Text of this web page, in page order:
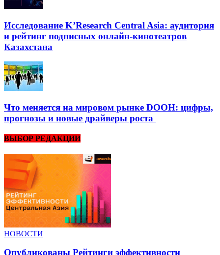
Исследование K’Research Central Asia: аудитория
и рейтинг подписных онлайн-кинотеатров
Казахстана
Что меняется на мировом рынке DOOH: цифры,
прогнозы и новые драйверы роста
ВЫБОР РЕДАКЦИИ
НОВОСТИ
Опубликованы Рейтинги эффективности